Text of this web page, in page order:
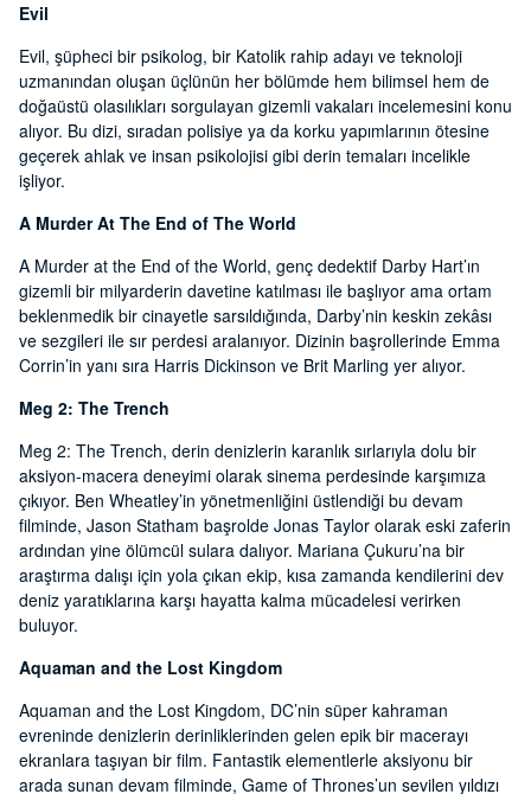
Evil
Evil, şüpheci bir psikolog, bir Katolik rahip adayı ve teknoloji
uzmanından oluşan üçlünün her bölümde hem bilimsel hem de
doğaüstü olasılıkları sorgulayan gizemli vakaları incelemesini konu
alıyor. Bu dizi, sıradan polisiye ya da korku yapımlarının ötesine
geçerek ahlak ve insan psikolojisi gibi derin temaları incelikle
işliyor.
A Murder At The End of The World
A Murder at the End of the World, genç dedektif Darby Hart’ın
gizemli bir milyarderin davetine katılması ile başlıyor ama ortam
beklenmedik bir cinayetle sarsıldığında, Darby’nin keskin zekâsı
ve sezgileri ile sır perdesi aralanıyor. Dizinin başrollerinde Emma
Corrin’in yanı sıra Harris Dickinson ve Brit Marling yer alıyor.
Meg 2: The Trench
Meg 2: The Trench, derin denizlerin karanlık sırlarıyla dolu bir
aksiyon-macera deneyimi olarak sinema perdesinde karşımıza
çıkıyor. Ben Wheatley’in yönetmenliğini üstlendiği bu devam
filminde, Jason Statham başrolde Jonas Taylor olarak eski zaferin
ardından yine ölümcül sulara dalıyor. Mariana Çukuru’na bir
araştırma dalışı için yola çıkan ekip, kısa zamanda kendilerini dev
deniz yaratıklarına karşı hayatta kalma mücadelesi verirken
buluyor.
Aquaman and the Lost Kingdom
Aquaman and the Lost Kingdom, DC’nin süper kahraman
evreninde denizlerin derinliklerinden gelen epik bir macerayı
ekranlara taşıyan bir film. Fantastik elementlerle aksiyonu bir
arada sunan devam filminde, Game of Thrones’un sevilen yıldızı